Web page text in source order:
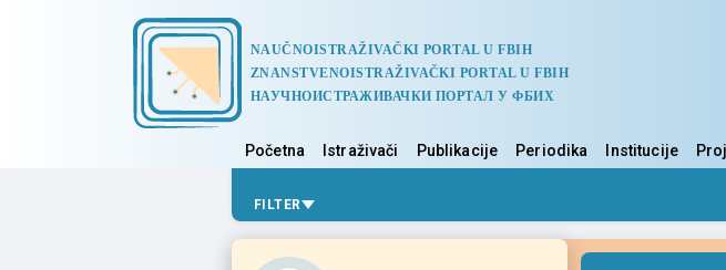
NAUČNOISTRAŽIVAČKI PORTAL U FBIH
ZNANSTVENOISTRAŽIVAČKI PORTAL U FBIH
НАУЧНОИСТРАЖИВАЧКИ ПОРТАЛ У ФБИХ
Početna Istraživači Publikacije Periodika Institucije
FILTER